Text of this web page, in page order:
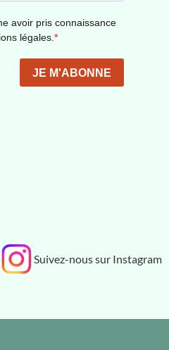
Suivez-nous sur Instagram